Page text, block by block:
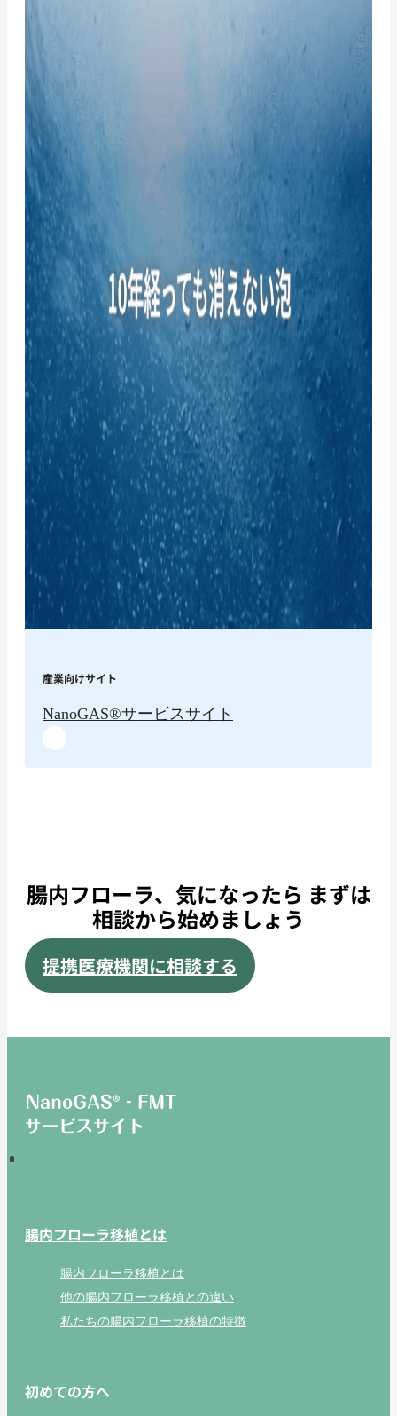
産業向けサイト
NanoGAS®︎サービスサイト
腸内フローラ、気になったら まずは
相談から始めましょう
提携医療機関に相談する
腸内フローラ移植とは
腸内フローラ移植とは
他の腸内フローラ移植との違い
私たちの腸内フローラ移植の特徴
初めての方へ